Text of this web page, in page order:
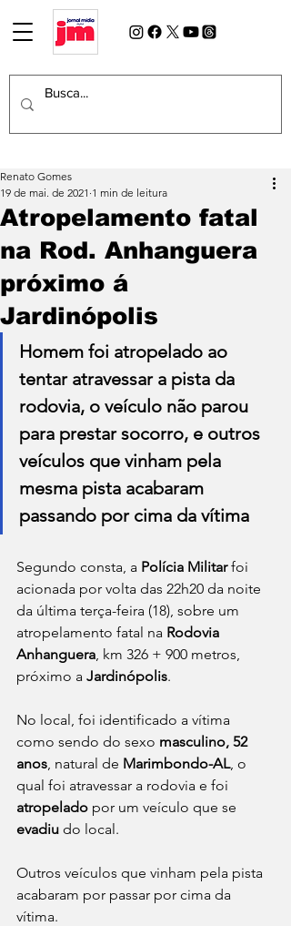
Atropelamento fatal
na Rod. Anhanguera
próximo á
Jardinópolis
Renato Gomes
19 de mai. de 2021 1 min de leitura
Homem foi atropelado ao
tentar atravessar a pista da
rodovia, o veículo não parou
para prestar socorro, e outros
veículos que vinham pela
mesma pista acabaram
passando por cima da vítima
Segundo consta, a Polícia Militar foi
acionada por volta das 22h20 da noite
da última terça-feira (18), sobre um
atropelamento fatal na Rodovia
Anhanguera, km 326 + 900 metros,
próximo a Jardinópolis.
No local, foi identificado a vítima
como sendo do sexo masculino, 52
anos, natural de Marimbondo-AL, o
qual foi atravessar a rodovia e foi
atropelado por um veículo que se
evadiu do local.
Outros veículos que vinham pela pista
acabaram por passar por cima da
vítima.